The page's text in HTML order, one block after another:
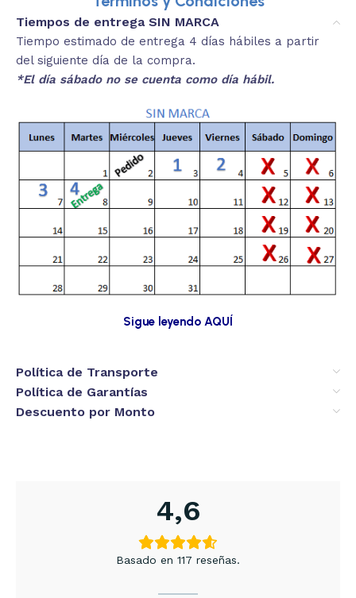
Tiempos de entrega SIN MARCA
Tiempo estimado de entrega 4 días hábiles a partir
del siguiente día de la compra.
*El día sábado no se cuenta como día hábil.
Sigue leyendo AQUÍ
Política de Transporte
Política de Garantías
Descuento por Monto
4,6
Basado en 117 reseñas.